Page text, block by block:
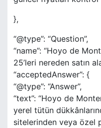
},
“@type”: “Question”,
“name”: “Hoyo de
25’leri nereden satın
“acceptedAnswer”: {
“@type”: “Answer”,
“text”: “Hoyo de
yerel tütün
sitelerinden veya özel